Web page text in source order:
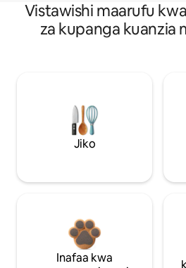
Vistawishi maarufu
za kupanga kuanzia
Jiko
Inafaa kwa